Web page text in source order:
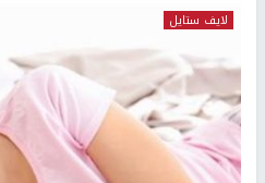
لايف ستايل